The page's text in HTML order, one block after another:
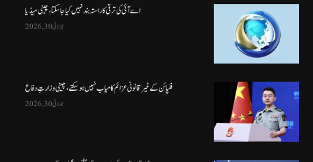
اے آئی کی ترقی کا راستہ بند نہیں کیا جا سکتا، چینی میڈیا
جولائی 30, 2026
فلپائن کے غیر قانونی عزائم کامیاب نہیں ہو سکتے ، چینی وزارتِ دفاع
جولائی 30, 2026